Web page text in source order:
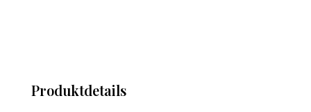
Produktdetails